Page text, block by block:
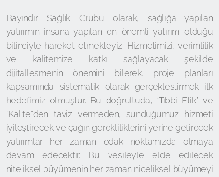
Bayındır Sağlık Grubu olarak, sağlığa yapılan
yatırımın insana yapılan en önemli yatırım olduğu
bilinciyle hareket etmekteyiz. Hizmetimizi, verimlilik
ve kalitemize katkı sağlayacak şekilde
dijitalleşmenin önemini bilerek, proje planları
kapsamında sistematik olarak gerçekleştirmek ilk
hedefimiz olmuştur. Bu doğrultuda, “Tıbbi Etik” ve
“Kalite”den taviz vermeden, sunduğumuz hizmeti
iyileştirecek ve çağın gerekliliklerini yerine getirecek
yatırımlar her zaman odak noktamızda olmaya
devam edecektir. Bu vesileyle elde edilecek
niteliksel büyümenin her zaman niceliksel büyümeyi